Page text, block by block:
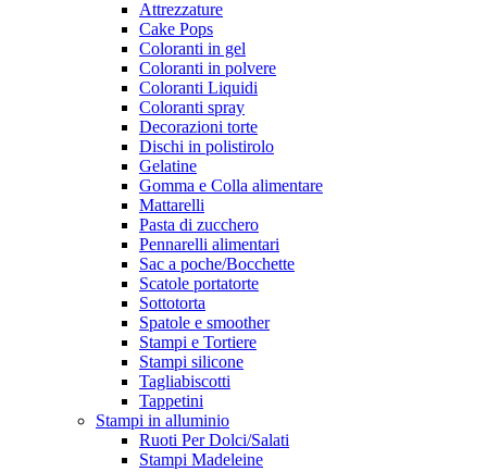
Attrezzature
Cake Pops
Coloranti in gel
Coloranti in polvere
Coloranti Liquidi
Coloranti spray
Decorazioni torte
Dischi in polistirolo
Gelatine
Gomma e Colla alimentare
Mattarelli
Pasta di zucchero
Pennarelli alimentari
Sac a poche/Bocchette
Scatole portatorte
Sottotorta
Spatole e smoother
Stampi e Tortiere
Stampi silicone
Tagliabiscotti
Tappetini
Stampi in alluminio
Ruoti Per Dolci/Salati
Stampi Madeleine